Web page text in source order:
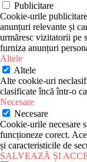
Publicitare
Cookie-urile
anunțuri relevante și
urmăresc vizitatorii pe
furniza anunțuri
Altele
Altele
Alte cookie-uri
clasificate încă într-o
Necesare
Necesare
Cookie-urile necesare
funcționeze corect.
și caracteristicile de
SALVEAZĂ ȘI